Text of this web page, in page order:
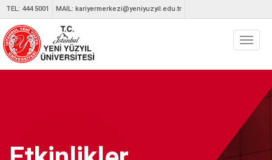
TEL: 444 5001 MAIL: kariyermerkezi@yeniyuzyil.edu.tr
Toggle